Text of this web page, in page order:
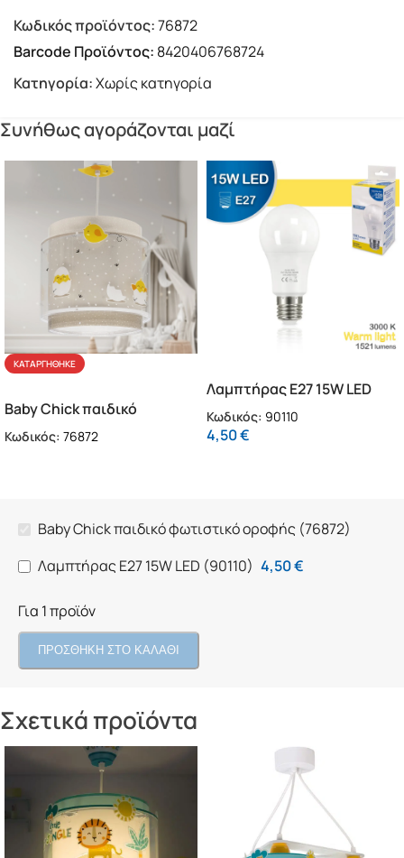
Barcode Προϊόντος: 8420406768724
Κωδικός προϊόντος:76872
Κατηγορία:Χωρίς κατηγορία
Συνήθως αγοράζονται μαζί
ΚΑΤΑΡΓΉΘΗΚΕ
Baby Chick παιδικό
φωτιστικό οροφής (76872)
Κωδικός: 76872
Λαμπτήρας Ε27 15W LED
(90110)
Κωδικός: 90110
4,50€
Baby Chick παιδικό φωτιστικό οροφής (76872)
Λαμπτήρας Ε27 15W LED (90110) 4,50€
Για 1 προϊόν
ΠΡΟΣΘΗΚΗ ΣΤΟ ΚΑΛΑΘΙ
Σχετικά προϊόντα